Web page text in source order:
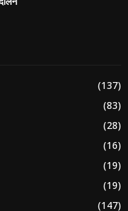
(137)
(83)
(28)
(16)
(19)
(19)
(147)